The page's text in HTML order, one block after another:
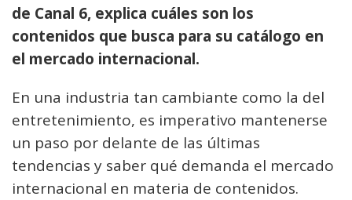
de Canal 6, explica cuáles son los
contenidos que busca para su catálogo en
el mercado internacional.
En una industria tan cambiante como la del
entretenimiento, es imperativo mantenerse
un paso por delante de las últimas
tendencias y saber qué demanda el mercado
internacional en materia de contenidos.